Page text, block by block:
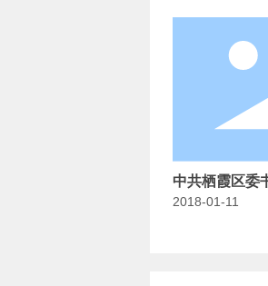
中共栖霞区委
调研!
2018-01-11